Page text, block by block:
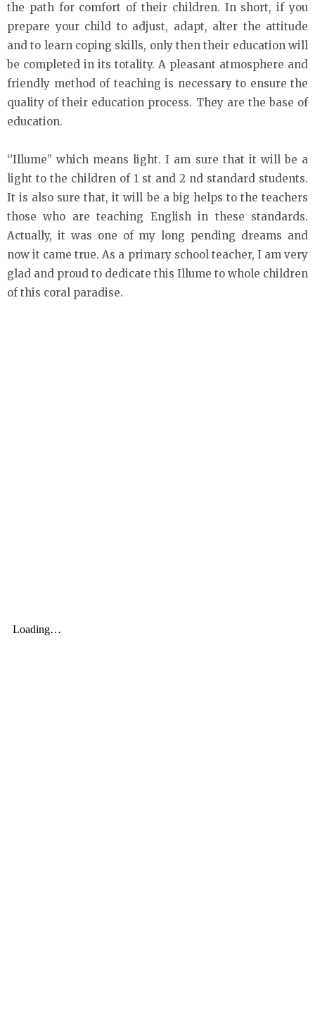
the path for comfort of their children. In short, if you
prepare your child to adjust, adapt, alter the attitude
and to learn coping skills, only then their education will
be completed in its totality. A pleasant atmosphere and
friendly method of teaching is necessary to ensure the
quality of their education process. They are the base of
education.
‘’Illume’’ which means light. I am sure that it will be a
light to the children of 1 st and 2 nd standard students.
It is also sure that, it will be a big helps to the teachers
those who are teaching English in these standards.
Actually, it was one of my long pending dreams and
now it came true. As a primary school teacher, I am very
glad and proud to dedicate this Illume to whole children
of this coral paradise.